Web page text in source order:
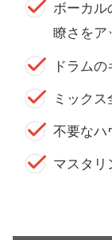
ボーカル
瞭さをア
ドラム
ミック
不要なハ
マスタリ